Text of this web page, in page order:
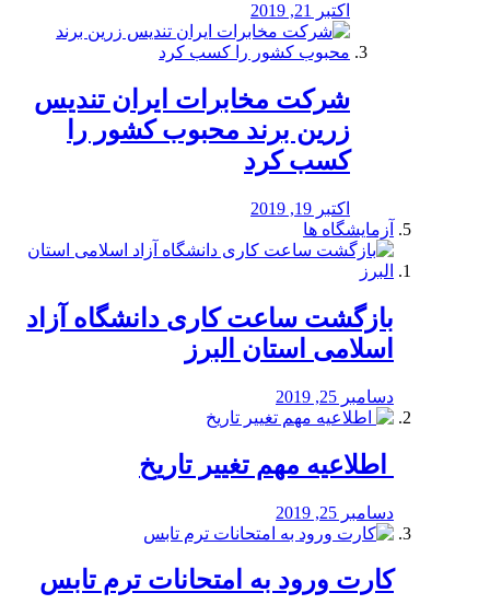
اکتبر 21, 2019
شرکت مخابرات ایران تندیس
زرین برند محبوب کشور را
کسب کرد
اکتبر 19, 2019
آزمایشگاه ها
بازگشت ساعت کاری دانشگاه آزاد
اسلامی استان البرز
دسامبر 25, 2019
️ اطلاعیه مهم تغییر تاریخ
دسامبر 25, 2019
کارت ورود به امتحانات ترم تابس